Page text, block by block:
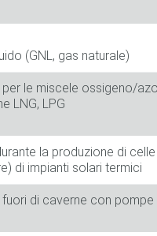
(GNL, gas naturale)
le miscele ossigeno/
LNG, LPG
la produzione di
di impianti solari termici
di caverne con